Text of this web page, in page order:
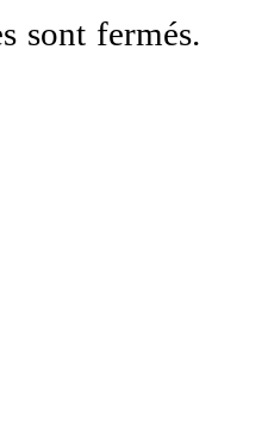
sont fermés.